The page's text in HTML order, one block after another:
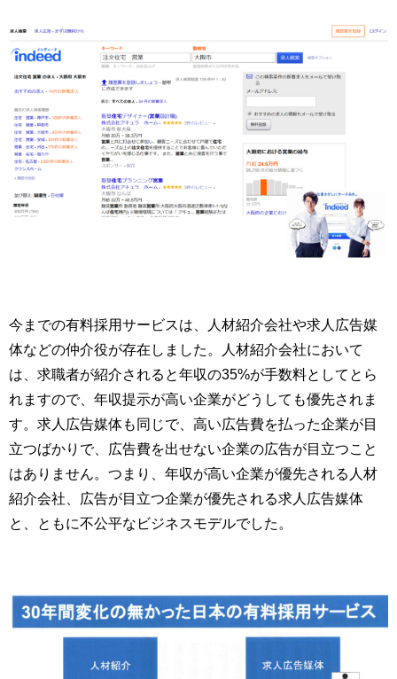
今までの有料採用サービスは、人材紹介会社や求人広告媒
体などの仲介役が存在しました。人材紹介会社において
は、求職者が紹介されると年収の35%が手数料としてとら
れますので、年収提示が高い企業がどうしても優先されま
す。求人広告媒体も同じで、高い広告費を払った企業が目
立つばかりで、広告費を出せない企業の広告が目立つこと
はありません。つまり、年収が高い企業が優先される人材
紹介会社、広告が目立つ企業が優先される求人広告媒体
と、ともに不公平なビジネスモデルでした。